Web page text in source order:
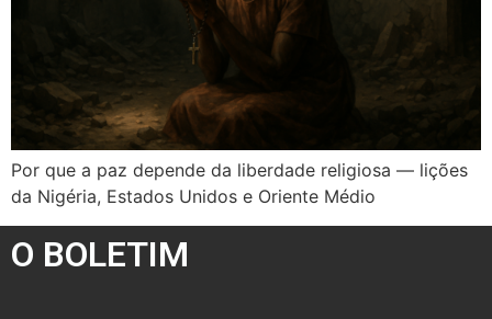
Por que a paz depende da liberdade religiosa — lições
da Nigéria, Estados Unidos e Oriente Médio
O BOLETIM